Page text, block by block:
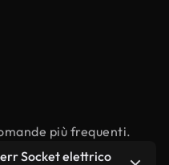
più frequenti.
Socket elettrico